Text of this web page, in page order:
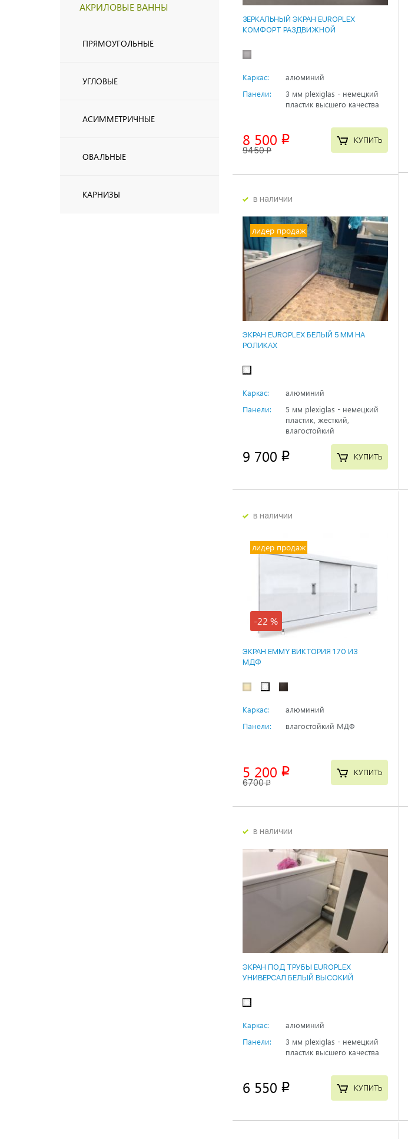
АКРИЛОВЫЕ ВАННЫ
ПРЯМОУГОЛЬНЫЕ
УГЛОВЫЕ
АСИММЕТРИЧНЫЕ
ОВАЛЬНЫЕ
КАРНИЗЫ
ЗЕРКАЛЬНЫЙ ЭКРАН EUROPLEX
КОМФОРТ РАЗДВИЖНОЙ
Каркас:
алюминий
Панели:
3 мм plexiglas - немецкий
пластик высшего качества
8 500 p
9450p
КУПИТЬ
в наличии
лидер продаж
ЭКРАН EUROPLEX БЕЛЫЙ 5 ММ НА
РОЛИКАХ
Каркас:
алюминий
Панели:
5 мм plexiglas - немецкий
пластик, жесткий,
влагостойкий
9 700 p КУПИТЬ
в наличии
лидер продаж
-22 %
ЭКРАН EMMY ВИКТОРИЯ 170 ИЗ
МДФ
Каркас:
алюминий
Панели:
влагостойкий МДФ
5 200 p
6700p
КУПИТЬ
в наличии
ЭКРАН ПОД ТРУБЫ EUROPLEX
УНИВЕРСАЛ БЕЛЫЙ ВЫСОКИЙ
Каркас:
алюминий
Панели:
3 мм plexiglas - немецкий
пластик высшего качества
6 550 p КУПИТЬ